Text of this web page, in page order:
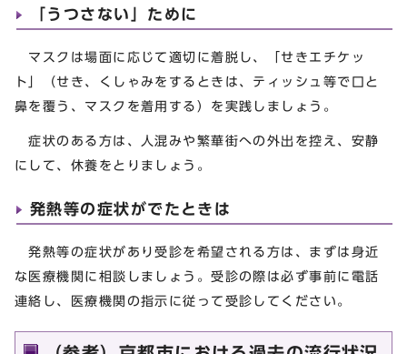
「うつさない」ために
マスクは場面に応じて適切に着脱し、「せきエチケッ
ト」（せき、くしゃみをするときは、ティッシュ等で口と
鼻を覆う、マスクを着用する）を実践しましょう。
症状のある方は、人混みや繁華街への外出を控え、安静
にして、休養をとりましょう。
発熱等の症状がでたときは
発熱等の症状があり受診を希望される方は、まずは身近
な医療機関に相談しましょう。受診の際は必ず事前に電話
連絡し、医療機関の指示に従って受診してください。